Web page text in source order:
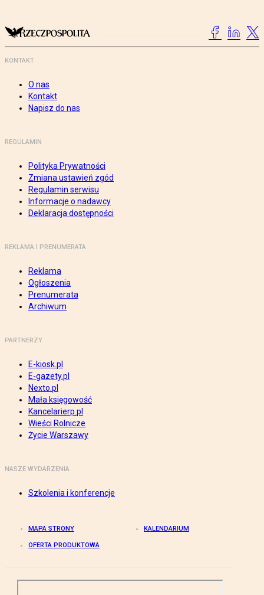
KONTAKT
O nas
Kontakt
Napisz do nas
REGULAMIN
Polityka Prywatności
Zmiana ustawień zgód
Regulamin serwisu
Informacje o nadawcy
Deklaracja dostępności
REKLAMA I PRENUMERATA
Reklama
Ogłoszenia
Prenumerata
Archiwum
PARTNERZY
E-kiosk.pl
E-gazety.pl
Nexto.pl
Mała księgowość
Kancelarierp.pl
Wieści Rolnicze
Życie Warszawy
NASZE WYDARZENIA
Szkolenia i konferencje
MAPA STRONY KALENDARIUM
OFERTA PRODUKTOWA